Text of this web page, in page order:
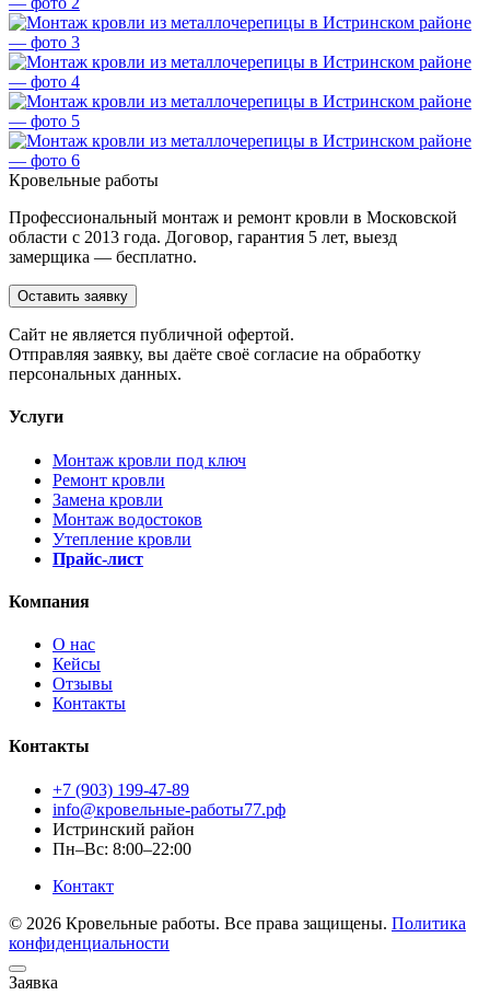
Кровельные работы
Профессиональный монтаж и ремонт кровли в Московской
области с 2013 года. Договор, гарантия 5 лет, выезд
замерщика — бесплатно.
Оставить заявку
Cайт не является публичной офертой.
Отправляя заявку, вы даёте своё согласие на обработку
персональных данных.
Услуги
Монтаж кровли под ключ
Ремонт кровли
Замена кровли
Монтаж водостоков
Утепление кровли
Прайс-лист
Компания
О нас
Кейсы
Отзывы
Контакты
Контакты
+7 (903) 199-47-89
info@кровельные-работы77.рф
Истринский район
Пн–Вс: 8:00–22:00
Контакт
© 2026 Кровельные работы. Все права защищены. Политика
конфиденциальности
Заявка